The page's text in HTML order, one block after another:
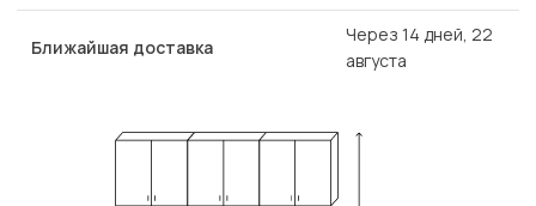
Ближайшая доставка
Через 14 дней, 22
августа